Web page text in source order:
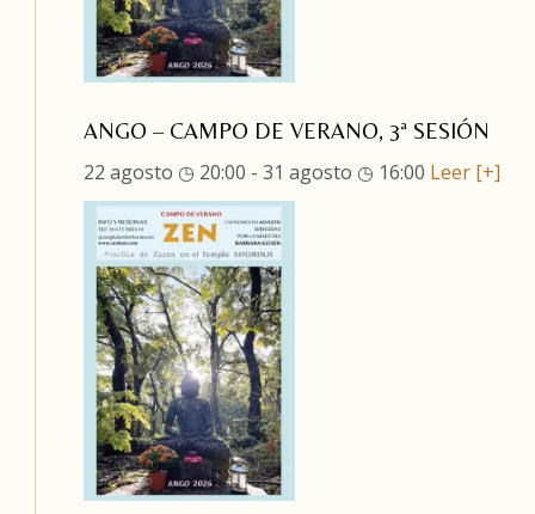
ANGO – CAMPO DE VERANO, 3ª SESIÓN
22 agosto ◷ 20:00 - 31 agosto ◷ 16:00 Leer [+]